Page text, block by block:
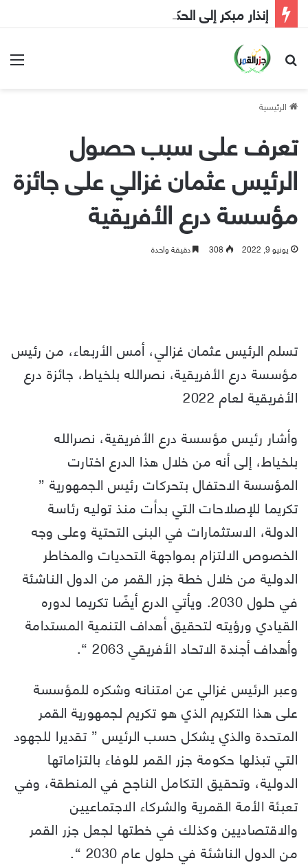
إنذار مبكر إلى الحكومة
بحث عن
الرئيسية
تعرف على سبب حصول
الرئيس عثمان غزالي على جائزة
مؤسسة درع الأفريقية
يونيو 9, 2022 308 دقيقة واحدة
تسلم الرئيس عثمان غزالي، أمس الأربعاء، من رئيس
مؤسسة درع الأفريقية، نصرالله بلخياط، جائزة درع
الأفريقية لعام 2022
وأشار رئيس مؤسسة درع الأفريقية، نصرالله
بلخياط، إلى أنه من خلال هذا الدرع اختارت
المؤسسة الاحتفال بتحركات رئيس الجمهورية ”
تكريما للإصلاحات التي بدأت منذ توليه رئاسة
الدولة، الاستثمارات في البنى التحتية وعلى وجه
الخصوص الالتزام بمواجهة التحديات والمخاطر
الدولية من خلال خطة جزر القمر من الدول الناشئة
في حلول 2030. ويأتي الدرع أيضًا تكريما لدوره
القيادي ورؤيته لتحقيق أهداف التنمية المستدامة
وأهداف أجندة الاتحاد الأفريقي 2063 “.
وعبر الرئيس غزالي عن امتنانه وشكره للمؤسسة
على هذا التكريم الذي هو تكريم لجمهورية القمر
المتحدة والذي يشكل حسب الرئيس ” تقديرا للجهود
التي تبذلها حكومة جزر القمر للوفاء بالتزاماتها
الدولية، وتحقيق التكامل الناجح في المنطقة، وفي
تعبئة الأمة القمرية والشركاء الاجتماعيين
والاقتصاديين وكذلك في خطتها لجعل جزر القمر
من الدول الناشئة في حلول عام 2030 “.